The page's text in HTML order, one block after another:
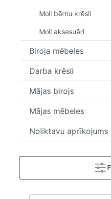
Moll bērnu krēsli
Moll aksesuāri
Biroja mēbeles
Darba krēsli
Mājas birojs
Mājas mēbeles
Noliktavu aprīkojums